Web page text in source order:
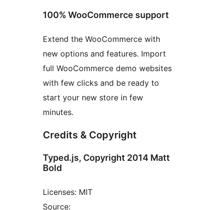
100% WooCommerce support
Extend the WooCommerce with
new options and features. Import
full WooCommerce demo websites
with few clicks and be ready to
start your new store in few
minutes.
Credits & Copyright
Typed.js, Copyright 2014 Matt
Bold
Licenses: MIT
Source: